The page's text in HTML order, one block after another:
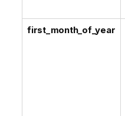
first_month_of_year